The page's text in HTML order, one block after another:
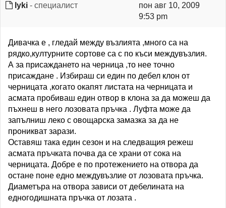
lyki - специалист
пон авг 10, 2009
9:53 pm
Дивачка е , гледай между възлията ,много са на
рядко,културните сортове са с по къси междувъзлия.
А за присаждането на черница ,то нее точно
присаждане . Избираш си един по дебел клон от
черницата ,когато окапят листата на черницата и
асмата пробиваш един отвор в клона за да можеш да
пъхнеш в него лозовата пръчка . Луфта може да
запълниш леко с овощарска замазка за да не
проникват зарази.
Оставяш така един сезон и на следващия режеш
асмата пръчката почва да се храни от сока на
черницата. Добре е по протежението на отвора да
остане поне едно междувъзлие от лозовата пръчка.
Диаметъра на отвора зависи от дебелината на
едногодишната пръчка от лозата .